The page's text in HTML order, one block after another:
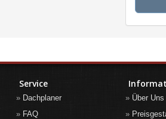
Service
Dachplaner
FAQ
Über Uns